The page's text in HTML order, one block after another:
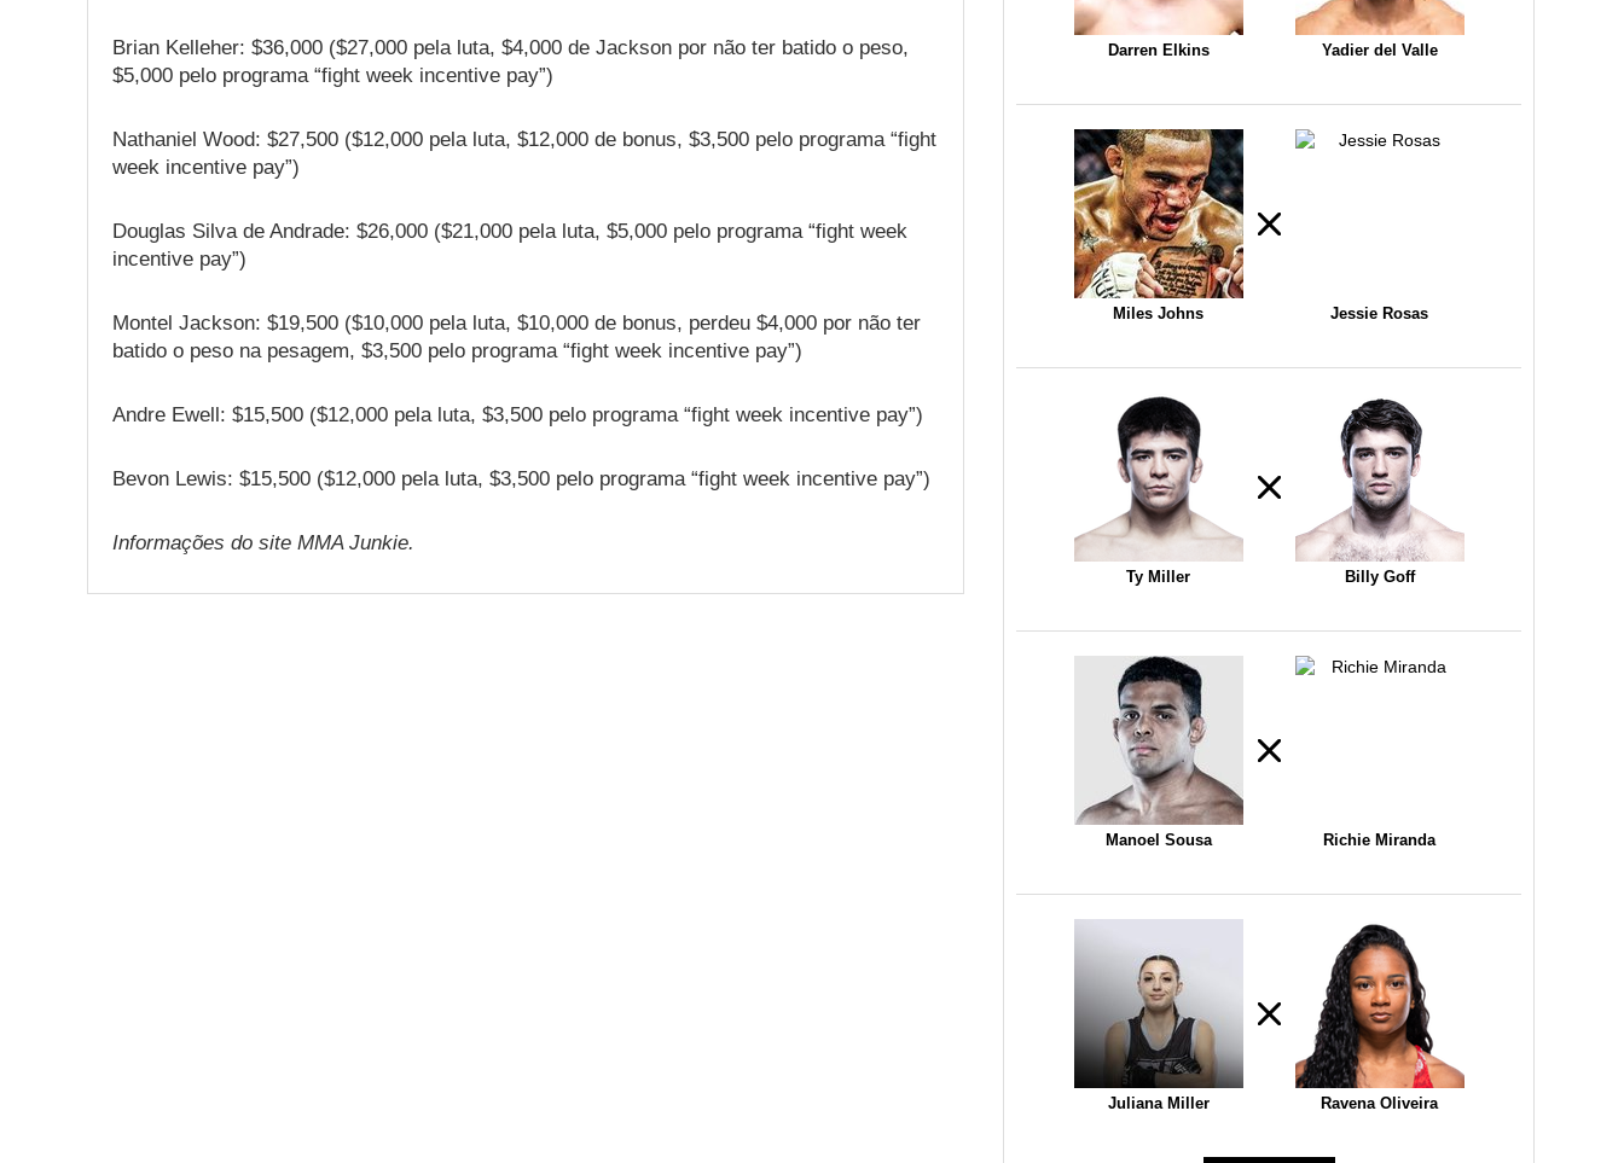
Brian Kelleher: $36,000 ($27,000 pela luta, $4,000 de Jackson por não ter batido o peso,
$5,000 pelo programa “fight week incentive pay”)
Nathaniel Wood: $27,500 ($12,000 pela luta, $12,000 de bonus, $3,500 pelo programa “fight
week incentive pay”)
Douglas Silva de Andrade: $26,000 ($21,000 pela luta, $5,000 pelo programa “fight week
incentive pay”)
Montel Jackson: $19,500 ($10,000 pela luta, $10,000 de bonus, perdeu $4,000 por não ter
batido o peso na pesagem, $3,500 pelo programa “fight week incentive pay”)
Andre Ewell: $15,500 ($12,000 pela luta, $3,500 pelo programa “fight week incentive pay”)
Bevon Lewis: $15,500 ($12,000 pela luta, $3,500 pelo programa “fight week incentive pay”)
Informações do site MMA Junkie.
Darren Elkins Yadier del Valle
Miles Johns Jessie Rosas
Ty Miller Billy Goff
Manoel Sousa Richie Miranda
Juliana Miller Ravena Oliveira